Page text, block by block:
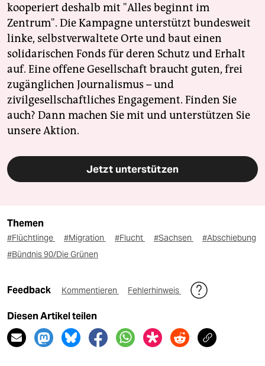
kooperiert deshalb mit "Alles beginnt im
Zentrum". Die Kampagne unterstützt bundesweit
linke, selbstverwaltete Orte und baut einen
solidarischen Fonds für deren Schutz und Erhalt
auf. Eine offene Gesellschaft braucht guten, frei
zugänglichen Journalismus – und
zivilgesellschaftliches Engagement. Finden Sie
auch? Dann machen Sie mit und unterstützen Sie
unsere Aktion.
Jetzt unterstützen
Themen
#Flüchtlinge #Migration #Flucht #Sachsen
#Abschiebung
#Bündnis 90/Die Grünen
Feedback Kommentieren Fehlerhinweis
Diesen Artikel teilen